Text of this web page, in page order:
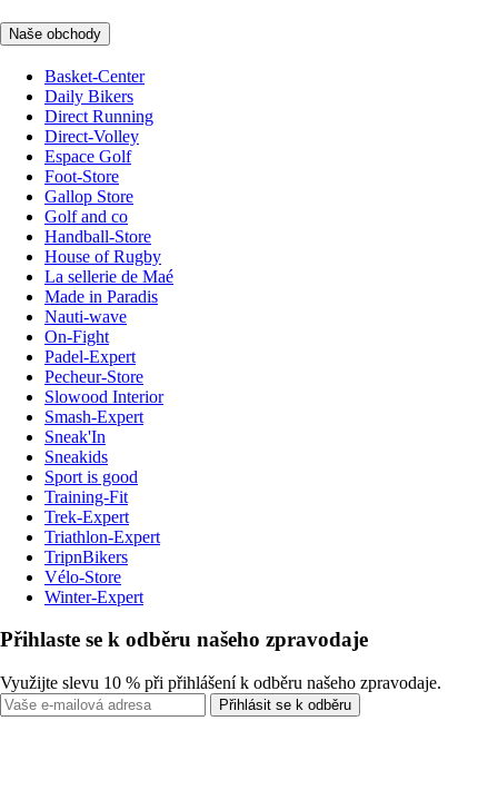
Naše obchody
Basket-Center
Daily Bikers
Direct Running
Direct-Volley
Espace Golf
Foot-Store
Gallop Store
Golf and co
Handball-Store
House of Rugby
La sellerie de Maé
Made in Paradis
Nauti-wave
On-Fight
Padel-Expert
Pecheur-Store
Slowood Interior
Smash-Expert
Sneak'In
Sneakids
Sport is good
Training-Fit
Trek-Expert
Triathlon-Expert
TripnBikers
Vélo-Store
Winter-Expert
Přihlaste se k odběru našeho zpravodaje
Využijte slevu 10 % při přihlášení k odběru našeho zpravodaje.
Přihlásit se k odběru